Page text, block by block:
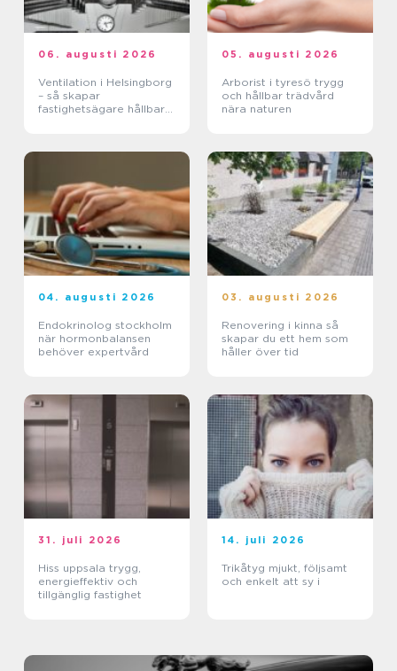
06. augusti 2026
Ventilation i Helsingborg
– så skapar
fastighetsägare hållbara
05. augusti 2026
Arborist i tyresö trygg
och hållbar trädvård
nära naturen
04. augusti 2026
Endokrinolog stockholm
när hormonbalansen
behöver expertvård
03. augusti 2026
Renovering i kinna så
skapar du ett hem som
håller över tid
31. juli 2026
Hiss uppsala trygg,
energieffektiv och
tillgänglig fastighet
14. juli 2026
Trikåtyg mjukt, följsamt
och enkelt att sy i